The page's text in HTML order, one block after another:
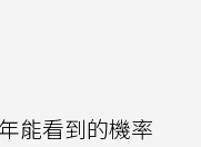
能看到的機率